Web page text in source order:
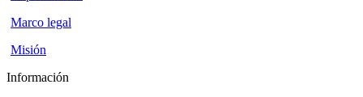
Marco legal
Misión
Información